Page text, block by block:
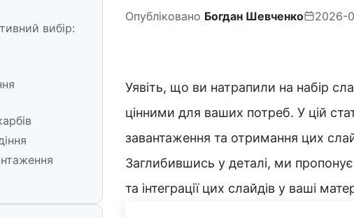
вибір:
Опубліковано Богдан Шевченко 2026-
Уявіть, що ви натрапили на набір
цінними для ваших потреб. У цій
завантаження та отримання цих
Заглибившись у деталі, ми
та інтеграції цих слайдів у ваші